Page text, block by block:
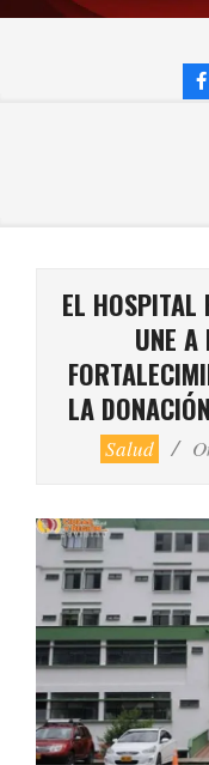
Skip
EL HOSPITAL
UNE A
LA
Salud